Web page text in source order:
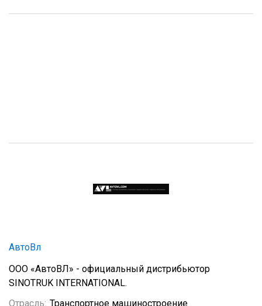
АвтоВл
ООО «АвтоВЛ» - официальный дистрибьютор
SINOTRUK INTERNATIONAL.
Отрасль: Транспортное машиностроение